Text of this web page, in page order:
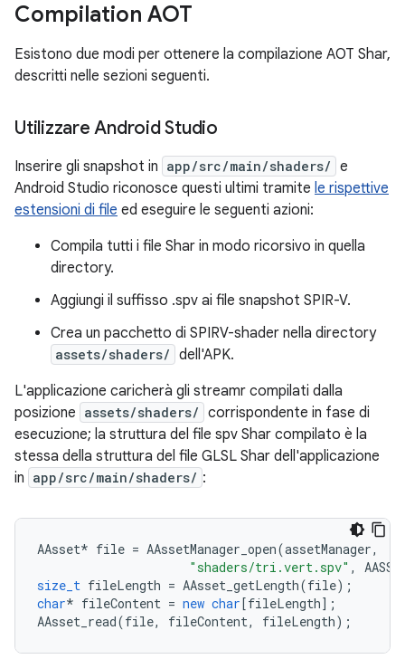
Compilation AOT
Esistono due modi per ottenere la compilazione AOT Shar,
descritti nelle sezioni seguenti.
Utilizzare Android Studio
Inserire gli snapshot in app/src/main/shaders/ e
Android Studio riconosce questi ultimi tramite le rispettive
estensioni di file ed eseguire le seguenti azioni:
Compila tutti i file Shar in modo ricorsivo in quella
directory.
Aggiungi il suffisso .spv ai file snapshot SPIR-V.
Crea un pacchetto di SPIRV-shader nella directory
assets/shaders/ dell'APK.
L'applicazione caricherà gli streamr compilati dalla
posizione assets/shaders/ corrispondente in fase di
esecuzione; la struttura del file spv Shar compilato è la
stessa della struttura del file GLSL Shar dell'applicazione
in app/src/main/shaders/ :
AAsset* file = AAssetManager_open(assetManager,
"shaders/tri.vert.spv" ,
size_t fileLength = AAsset_getLength(file);
char* fileContent = new char[fileLength];
AAsset_read(file, fileContent, fileLength);